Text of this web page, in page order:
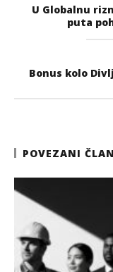
U Globalnu
puta
Bonus kolo
POVEZANI